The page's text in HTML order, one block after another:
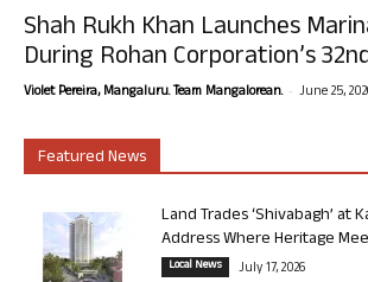
Shah Rukh Khan Launches
During Rohan Corporation’s
Violet Pereira, Mangaluru. Team Mangalorean. - June 25,
Featured News
Land Trades ‘Shivabagh’ at
Address Where Heritage
Local News July 17, 2026